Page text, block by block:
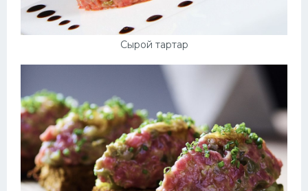
Сырой тартар